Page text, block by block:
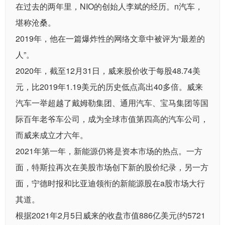
在过去的两年里，NIO的创始人李斌的经历。n汽车，
堪称沧桑。
2019年，他在一篇爆炸性的网络文章中被评为“最差的
人”。
2020年，截至12月31日，威来股价收于每股48.74美
元，比2019年1.19美元的历史低点高出40多倍。威来
汽车一举超越了戴姆勒集团、通用汽车、宝马集团等国
际百年老爷车公司，成为全球市值第四高的汽车公司，
而威来成立才六年。
2021年第一年，新能源仍将是资本市场的热点。一方
面，特斯拉再次在美股市场创下新的股价纪录，另一方
面，宁德时报和比亚迪领衔的新能源股在a股市场大行
其道。
根据2021年2月5日威来的收盘市值886亿美元(约5721